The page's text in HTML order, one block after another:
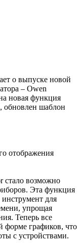
о выпуске новой
– Owen
новая функция
шаблон
отображения
стало возможно
Эта функция
инструмент для
упрощая
Теперь все
форме графиков, что
с устройствами.